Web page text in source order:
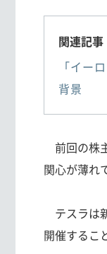
関連記事
「イー
背景
前回の株
関心が薄れ
テスラは
開催するこ